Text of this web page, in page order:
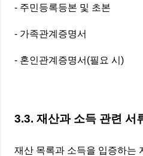
- 주민등록등본 및 초본
- 가족관계증명서
- 혼인관계증명서(필요 시)
3.3. 재산과 소득 관련 서
재산 목록과 소득을 입증하는